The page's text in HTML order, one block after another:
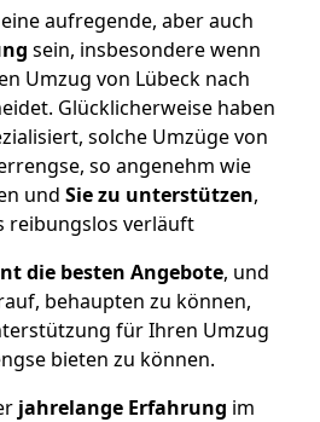
aufregende, aber auch
sein, insbesondere wenn
Umzug von Lübeck nach
Glücklicherweise haben
solche Umzüge von
so angenehm wie
und Sie zu unterstützen,
reibungslos verläuft
die besten Angebote, und
behaupten zu können,
für Ihren Umzug
bieten zu können.
jahrelange Erfahrung im